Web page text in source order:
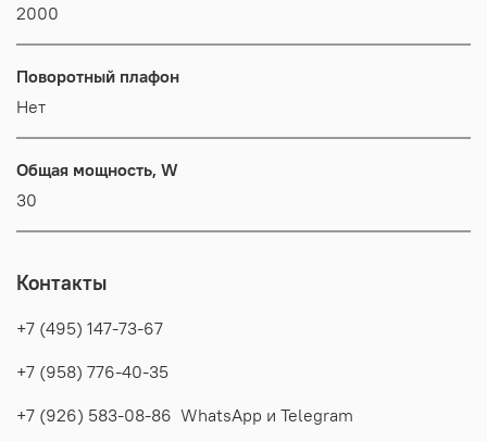
2000
Поворотный плафон
Нет
Общая мощность, W
30
Контакты
+7 (495) 147-73-67
+7 (958) 776-40-35
+7 (926) 583-08-86 WhatsApp и Telegram